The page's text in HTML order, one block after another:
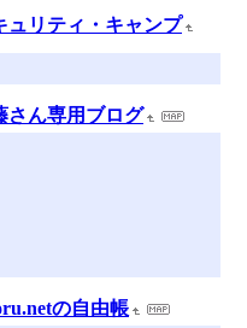
ュリティ・キャンプ
さん専用ブログ
の自由帳